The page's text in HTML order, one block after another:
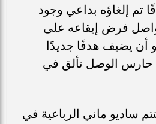
تم إلغاؤه بداعي وجود
فرض إيقاعه على
أن يضيف هدفًا جديدًا
حارس الوصل تألق في
ساديو ماني الرباعية في